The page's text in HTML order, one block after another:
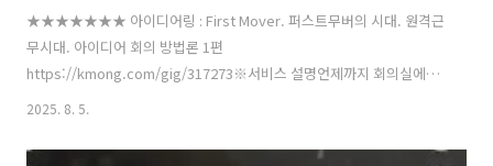
★★★★★★★ 아이디어링 : First Mover. 퍼스트무버의 시대. 원격근
무시대. 아이디어 회의 방법론 1편
https://kmong.com/gig/317273※서비스 설명언제까지 회의실에서
url="https://kmong.com/gig/317273" data-og-
2025. 8. 5.